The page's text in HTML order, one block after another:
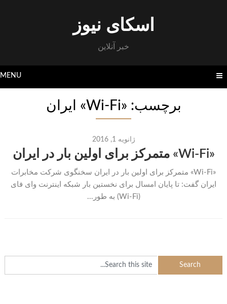
اسکای نیوز
خبر آنلاین
MENU
برچسب: «Wi-Fi» ایران
ژانویه 1, 2016
«Wi-Fi» متمرکز برای اولین بار در ایران
«Wi-Fi» متمرکز برای اولین بار در ایران سخنگوی شرکت مخابرات
ایران گفت: تا پایان امسال برای نخستین بار شبکه اینترنت وای فای
(Wi-Fi) به طور...